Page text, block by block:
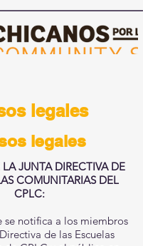
legales
legales
JUNTA DIRECTIVA DE
COMUNITARIAS DEL
CPLC:
se notifica a los miembros
de las Escuelas